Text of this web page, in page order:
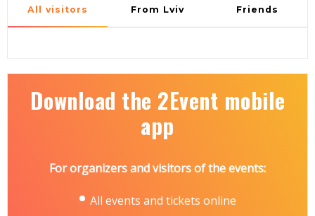
All visitors From Lviv Friends
Download the 2Event mobile
app
For organizers and visitors of the events:
All events and tickets online